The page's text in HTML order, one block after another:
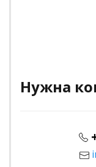
Нужна